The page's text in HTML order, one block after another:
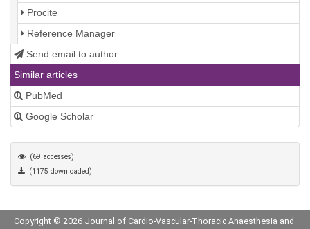
Procite
Reference Manager
Send email to author
Similar articles
PubMed
Google Scholar
(69 accesses)
(1175 downloaded)
Copyright © 2026 Journal of Cardio-Vascular-Thoracic Anaesthesia and